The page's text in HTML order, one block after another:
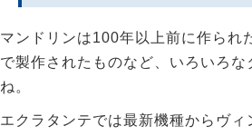
マンドリンは100年以上前に作られ
で製作されたものなど、いろいろな
ね。
エクラタンテでは最新機種からヴ